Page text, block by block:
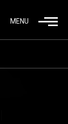
MENU